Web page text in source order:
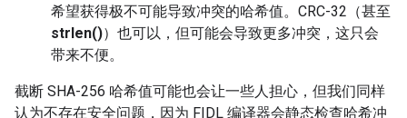
希望获得极不可能导致冲突的哈希值。CRC-32（甚至
strlen()）也可以，但可能会导致更多冲突，这只会
带来不便。
截断 SHA-256 哈希值可能也会让一些人担心，但我们同样
认为不存在安全问题，因为 FIDL 编译器会静态检查哈希冲